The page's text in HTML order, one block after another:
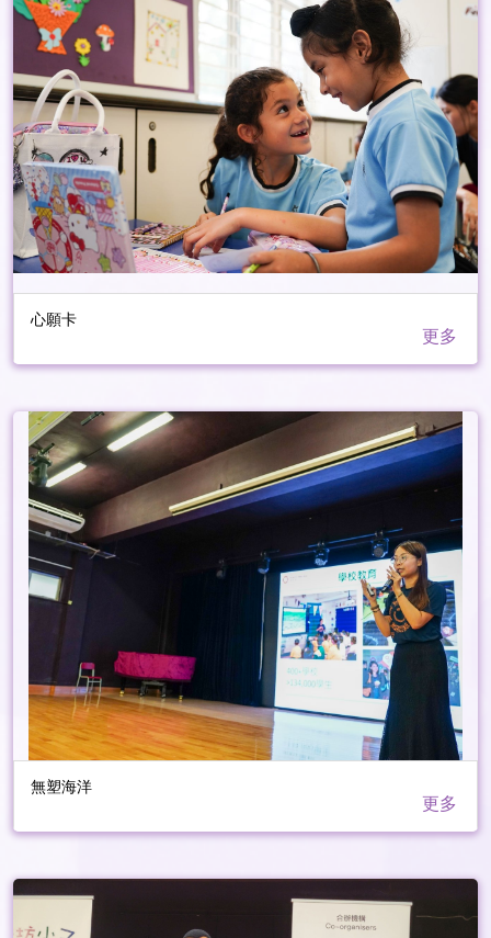
心願卡
更多
無塑海洋
更多